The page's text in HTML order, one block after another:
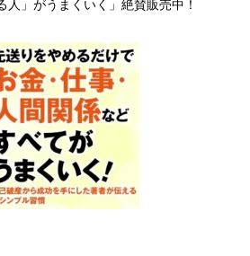
人」がうまくいく」絶賛販売中！